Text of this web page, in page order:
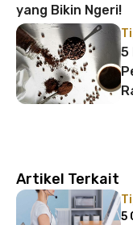
yang Bikin Ngeri!
5
Artikel Terkait
5